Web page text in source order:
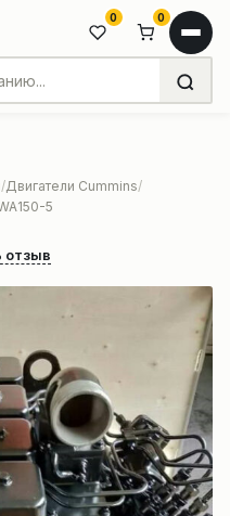
0 0
Двигатели Cummins
5
отзыв